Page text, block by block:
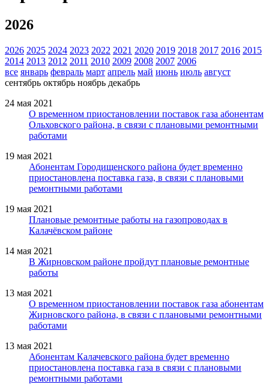
2026
2026 2025 2024 2023 2022 2021 2020 2019 2018 2017 2016 2015
2014 2013 2012 2011 2010 2009 2008 2007 2006
все январь февраль март апрель май июнь июль август
сентябрь октябрь ноябрь декабрь
24 мая 2021
О временном приостановлении поставок газа абонентам
Ольховского района, в связи с плановыми ремонтными
работами
19 мая 2021
Абонентам Городищенского района будет временно
приостановлена поставка газа, в связи с плановыми
ремонтными работами
19 мая 2021
Плановые ремонтные работы на газопроводах в
Калачёвском районе
14 мая 2021
В Жирновском районе пройдут плановые ремонтные
работы
13 мая 2021
О временном приостановлении поставок газа абонентам
Жирновского района, в связи с плановыми ремонтными
работами
13 мая 2021
Абонентам Калачевского района будет временно
приостановлена поставка газа в связи с плановыми
ремонтными работами